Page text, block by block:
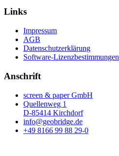
Links
Impressum
AGB
Datenschutzerklärung
Software-Lizenzbestimmungen
Anschrift
screen & paper GmbH
Quellenweg 1
D-85414 Kirchdorf
info@geobridge.de
+49 8166 99 88 29-0